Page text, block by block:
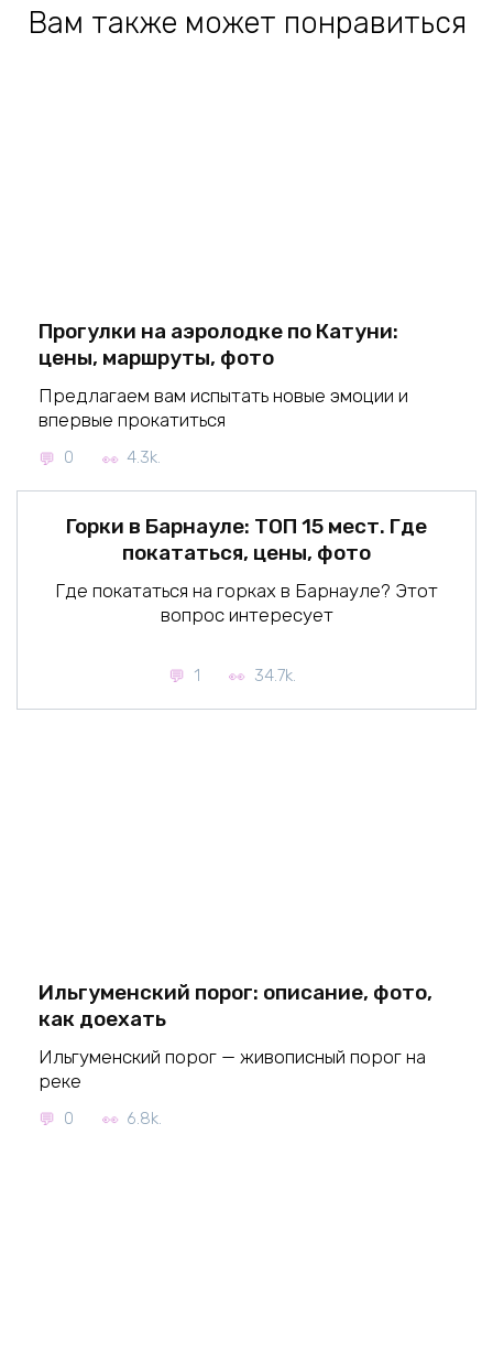
Вам также может понравиться
Прогулки на аэролодке по Катуни:
цены, маршруты, фото
Предлагаем вам испытать новые эмоции и
впервые прокатиться
0 4.3k.
Горки в Барнауле: ТОП 15 мест. Где
покататься, цены, фото
Где покататься на горках в Барнауле? Этот
вопрос интересует
1 34.7k.
Ильгуменский порог: описание, фото,
как доехать
Ильгуменский порог — живописный порог на
реке
0 6.8k.